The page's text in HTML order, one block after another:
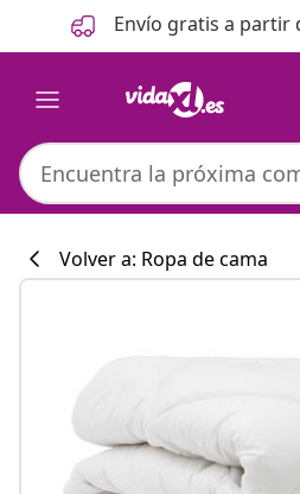
Anterior
Siguiente Envío gratis a partir
#sharemevidaxl
Volver a: Ropa de cama